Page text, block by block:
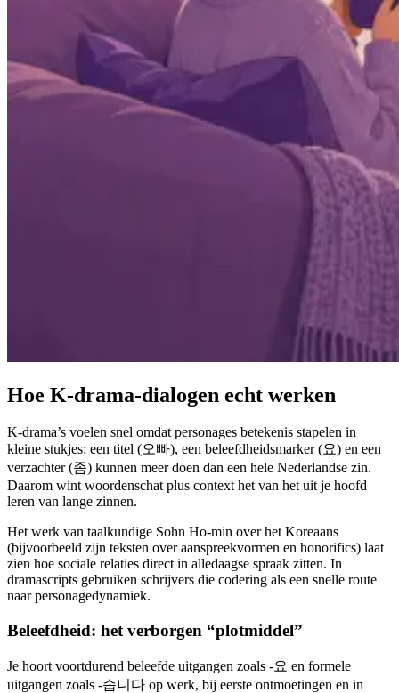
Hoe K-drama-dialogen echt werken
K-drama’s voelen snel omdat personages betekenis stapelen in
kleine stukjes: een titel (오빠), een beleefdheidsmarker (요) en een
verzachter (좀) kunnen meer doen dan een hele Nederlandse zin.
Daarom wint woordenschat plus context het van het uit je hoofd
leren van lange zinnen.
Het werk van taalkundige Sohn Ho-min over het Koreaans
(bijvoorbeeld zijn teksten over aanspreekvormen en honorifics) laat
zien hoe sociale relaties direct in alledaagse spraak zitten. In
dramascripts gebruiken schrijvers die codering als een snelle route
naar personagedynamiek.
Beleefdheid: het verborgen “plotmiddel”
Je hoort voortdurend beleefde uitgangen zoals -요 en formele
uitgangen zoals -습니다 op werk, bij eerste ontmoetingen en in